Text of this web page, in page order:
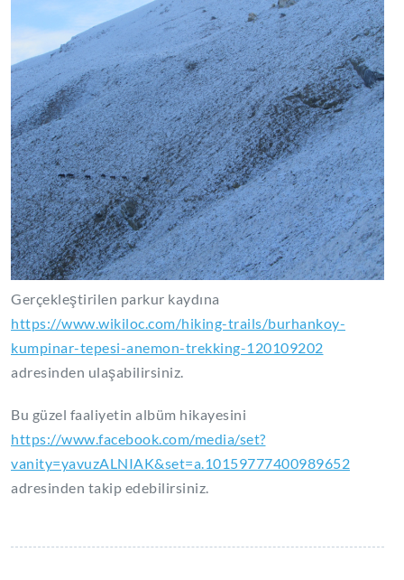
Gerçekleştirilen parkur kaydına
https://www.wikiloc.com/hiking-trails/burhankoy-
kumpinar-tepesi-anemon-trekking-120109202
adresinden ulaşabilirsiniz.
Bu güzel faaliyetin albüm hikayesini
https://www.facebook.com/media/set?
vanity=yavuzALNIAK&set=a.10159777400989652
adresinden takip edebilirsiniz.